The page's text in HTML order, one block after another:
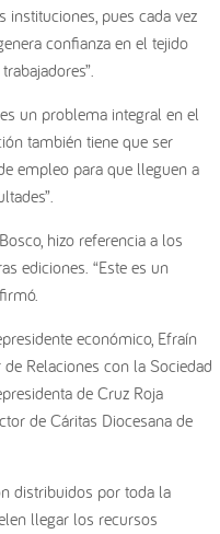
pues cada vez
confianza en el tejido
un problema integral en el
también tiene que ser
empleo para que lleguen a
hizo referencia a los
ediciones. “Este es un
económico, Efraín
Relaciones con la Sociedad
de Cruz Roja
de Cáritas Diocesana de
distribuidos por toda la
llegar los recursos